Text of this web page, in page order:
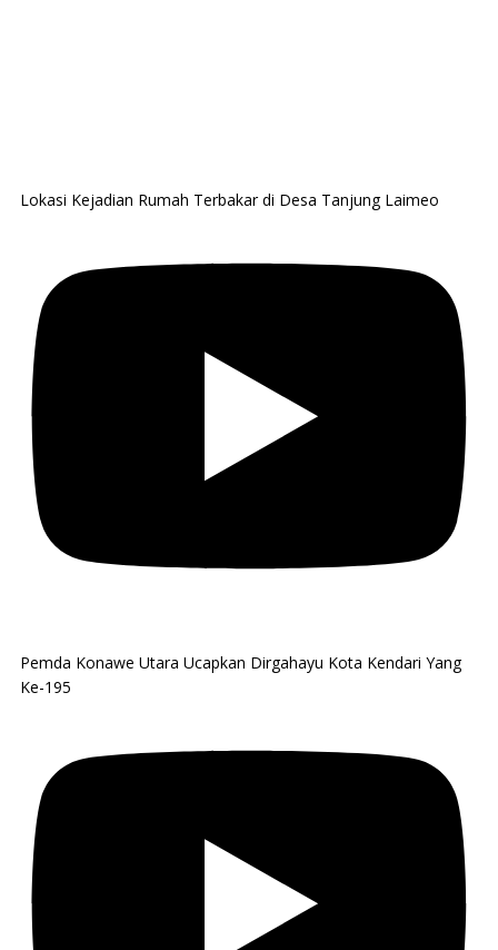
Lokasi Kejadian Rumah Terbakar di Desa Tanjung Laimeo
Pemda Konawe Utara Ucapkan Dirgahayu Kota Kendari Yang
Ke-195